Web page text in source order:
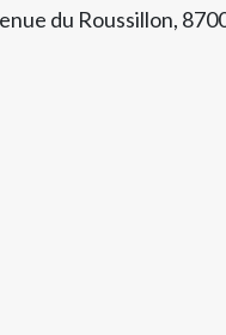
du Roussillon,